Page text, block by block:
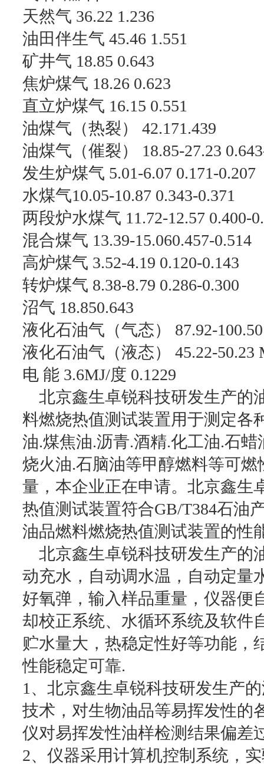
天然气 36.22 1.236
油田伴生气 45.46 1.551
矿井气 18.85 0.643
焦炉煤气 18.26 0.623
直立炉煤气 16.15 0.551
油煤气（热裂） 42.171.439
油煤气（催裂） 18.85-27.23
发生炉煤气 5.01-6.07 0.171-0.207
水煤气10.05-10.87 0.343-0.371
两段炉水煤气 11.72-12.57 0.400-
混合煤气 13.39-15.060.457-0.514
高炉煤气 3.52-4.19 0.120-0.143
转炉煤气 8.38-8.79 0.286-0.300
沼气 18.850.643
液化石油气（气态） 87.92-
液化石油气（液态） 45.22-50.23
电 能 3.6MJ/度 0.1229
北京鑫生卓锐科技研发生产的
料燃烧热值测试装置用于测定各
油.煤焦油.沥青.酒精.化工油.石
烧火油.石脑油等甲醇燃料等可
量，本企业正在申请。北京鑫生
热值测试装置符合GB/T384石油
油品燃料燃烧热值测试装置的性
北京鑫生卓锐科技研发生产的
动充水，自动调水温，自动定量
好氧弹，输入样品重量，仪器便
却校正系统、水循环系统及软件
贮水量大，热稳定性好等功能，
性能稳定可靠.
1、北京鑫生卓锐科技研发生产
技术，对生物油品等易挥发性的
仪对易挥发性油样检测结果偏差
2、仪器采用计算机控制系统，